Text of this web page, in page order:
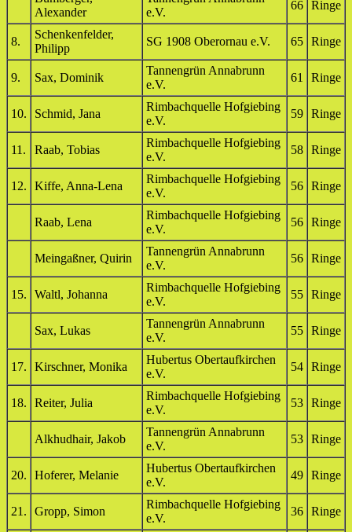
Alexander
e.V.
66 Ringe
8.
Schenkenfelder,
Philipp
SG 1908 Oberornau e.V. 65 Ringe
9. Sax, Dominik
Tannengrün Annabrunn
e.V.
61 Ringe
10. Schmid, Jana
Rimbachquelle Hofgiebing
e.V.
59 Ringe
11. Raab, Tobias
Rimbachquelle Hofgiebing
e.V.
58 Ringe
12. Kiffe, Anna-Lena
Rimbachquelle Hofgiebing
e.V.
56 Ringe
Raab, Lena
Rimbachquelle Hofgiebing
e.V.
56 Ringe
Meingaßner, Quirin
Tannengrün Annabrunn
e.V.
56 Ringe
15. Waltl, Johanna
Rimbachquelle Hofgiebing
e.V.
55 Ringe
Sax, Lukas
Tannengrün Annabrunn
e.V.
55 Ringe
17. Kirschner, Monika
Hubertus Obertaufkirchen
e.V.
54 Ringe
18. Reiter, Julia
Rimbachquelle Hofgiebing
e.V.
53 Ringe
Alkhudhair, Jakob
Tannengrün Annabrunn
e.V.
53 Ringe
20. Hoferer, Melanie
Hubertus Obertaufkirchen
e.V.
49 Ringe
21. Gropp, Simon
Rimbachquelle Hofgiebing
e.V.
36 Ringe